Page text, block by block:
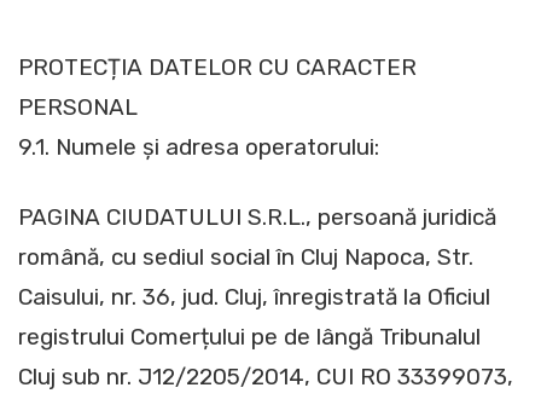
PROTECȚIA DATELOR CU CARACTER
PERSONAL
9.1. Numele și adresa operatorului:
PAGINA CIUDATULUI S.R.L., persoană juridică
română, cu sediul social în Cluj Napoca, Str.
Caisului, nr. 36, jud. Cluj, înregistrată la Oficiul
registrului Comerțului pe de lângă Tribunalul
Cluj sub nr. J12/2205/2014, CUI RO 33399073,